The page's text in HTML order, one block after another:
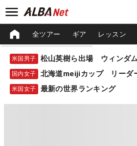
全ツアー ギア レッスン
米国男子
国内女子 北海道meijiカップ リーダ
米国女子 最新の世界ランキング